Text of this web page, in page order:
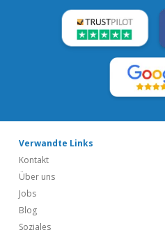
Verwandte Links
Kontakt
Über uns
Jobs
Blog
Soziales